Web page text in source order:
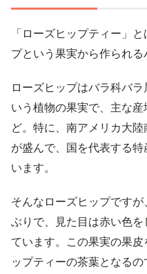
「ローズヒップティー」
プという果実から作られる
ローズヒップはバラ科バ
いう植物の果実で、主な
ど。特に、南アメリカ大
が盛んで、国を代表する
います。
そんなローズヒップです
ぶりで、見た目は赤い色
ています。この果実の果
ップティーの茶葉となるの